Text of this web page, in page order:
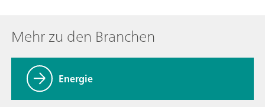
Mehr zu den Branchen
Energie